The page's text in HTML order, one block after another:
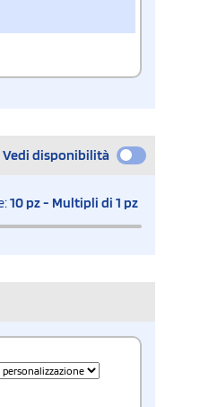
Vedi disponibilità
10 pz - Multipli di 1 pz